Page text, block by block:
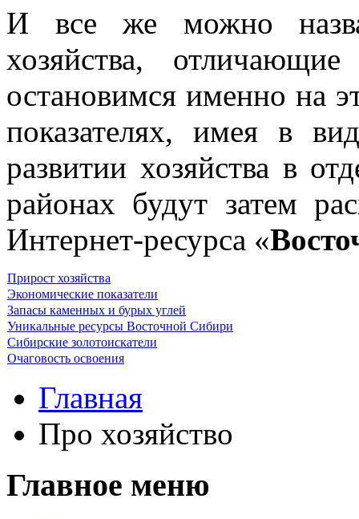
И все же можно
хозяйства,
остановимся именно на
показателях, имея в
развитии хозяйства в
районах бу­дут затем
Интернет-ресурса «
Прирост хозяйства
Экономические показатели
Запасы каменных и бурых углей
Уникальные ресурсы Восточной Сибири
Сибирские золотоискатели
Очаговость освоения
Главная
Про хозяйство
Главное меню